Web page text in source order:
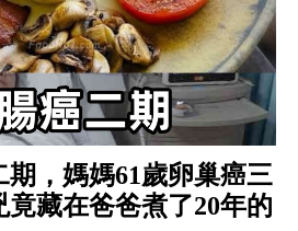
期，媽媽61歲卵巢癌三
藏在爸爸煮了20年的